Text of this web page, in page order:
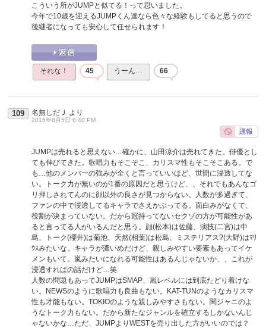
こういう所がJUMPと似てる！って思いました。
今年で10歳を迎えるJUMPくん達なら色々な経験もしてると思うので
後継者になっても安心して任せられます！
それな！ 45 うーん… 66
109 名無しだＪ より
2016年8月5日 6:40 PM
JUMPは売れると思えない…確かに、山田涼介は売れてきた。俳優とし
ても伸びてきた。歌唱力もそこそこ、カリスマ性もそこそこある。で
も…他のメンバーの強みが全くと言っていいほど、世間に浸透してな
い。トーク力が無いのが1番の原因だと思うけど、、それでもあんなゴ
リ押しされてんのに顔以外の良さが見つからない。人数が多過ぎて、
ファンの中で浸透してるキャラでさえかぶってる。面白みがなくて、
役割が決まっていない。だから冠持ってないセクゾの方が可能性があ
ると言ってる人がいるんだと思う。顔(松本)は佐藤、演技(二宮)は中
島、トーク(櫻井)は菊池、天然(相葉)は松島、ミステリアス?(大野)はﾏﾘ
ｳｽみたいな。キャラが濃いめだけど、親しみやすい要素もあってイケ
メンもいて。嵐みたいになれる可能性はあるんじゃないか、、これが
浸透すればの話だけど…笑
人数の問題もあってJUMPはSMAP、嵐レベルには到底たどり着けな
い。NEWSのように歌唱力も良曲もない。KAT-TUNのようなカリスマ
性も才能もない。TOKIOのような親しみやすさもない。関ジャニのよ
うなトーク力もない。だから新たなジャンルを確立するしかないんじ
ゃないかな…ただ、JUMPよりWESTを売り出した方がいいのでは？